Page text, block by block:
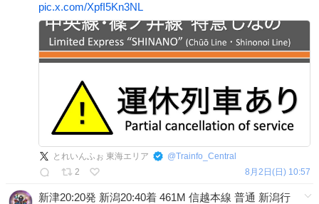
pic.x.com/XpfI5Kn3NL
とれいんふぉ 東海エリア @Trainfo_Central
2
8月2日(日) 10:57
新津20:20発 新潟20:40着 461M 信越本線 普通 新潟行